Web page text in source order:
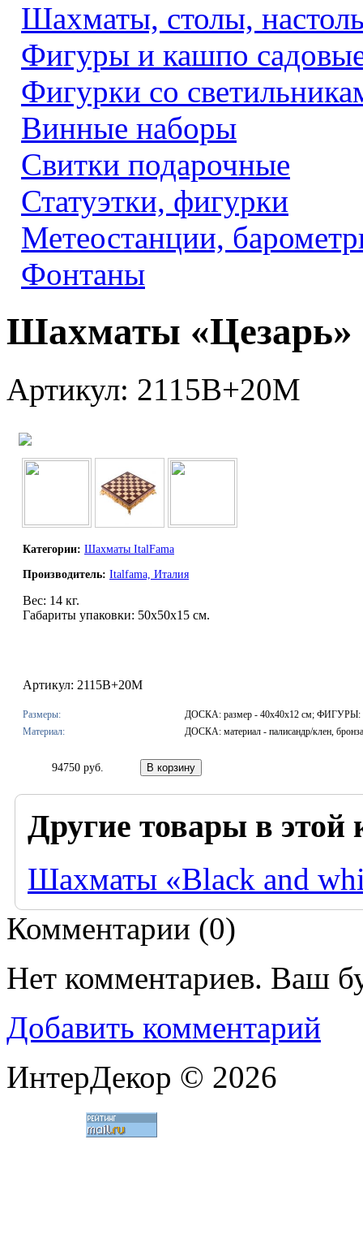
Шахматы, столы,
Фигуры и кашпо
Фигурки со
Винные наборы
Свитки подарочные
Статуэтки, фигурки
Метеостанции,
Фонтаны
Шахматы «Цезарь»
Артикул: 2115B+20M
Категории: Шахматы ItalFama
Производитель: Italfama, Италия
Вес: 14 кг.
Габариты упаковки: 50х50х15 см.
Артикул: 2115B+20M
Размеры:
ДОСКА: размер - 40x40x12 см; ФИГУРЫ:
Материал:
ДОСКА: материал - палисандр/клен,
94750 руб.
Другие товары в этой
Шахматы «Black and
Комментарии (0)
Нет комментариев. Ваш
Добавить комментарий
ИнтерДекор © 2026